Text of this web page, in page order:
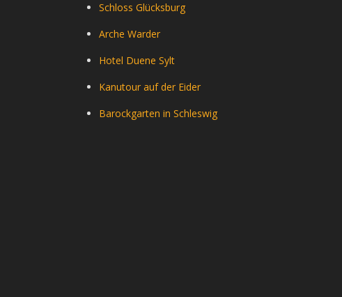
Schloss Glücksburg
Arche Warder
Hotel Duene Sylt
Kanutour auf der Eider
Barockgarten in Schleswig